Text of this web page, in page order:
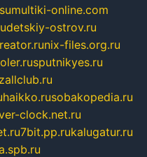
multiki-online.com
detskiy-ostrov.ru
nix-files.org.ru
sputnikyes.ru
zallclub.ru
haikko.rusobakopedia.ru
clock.net.ru
7bit.pp.rukalugatur.ru